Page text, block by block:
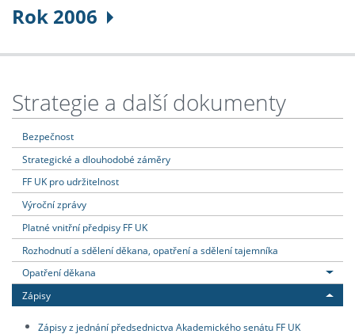
Rok 2006
Strategie a další dokumenty
Bezpečnost
Strategické a dlouhodobé záměry
FF UK pro udržitelnost
Výroční zprávy
Platné vnitřní předpisy FF UK
Rozhodnutí a sdělení děkana, opatření a sdělení tajemníka
Opatření děkana
Zápisy
Zápisy z jednání předsednictva Akademického senátu FF UK